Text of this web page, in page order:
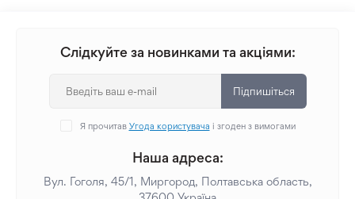
Слідкуйте за новинками та акціями:
Підпишіться
Я прочитав Угода користувача і згоден з вимогами
Наша адреса:
Вул. Гоголя, 45/1, Миргород, Полтавська область,